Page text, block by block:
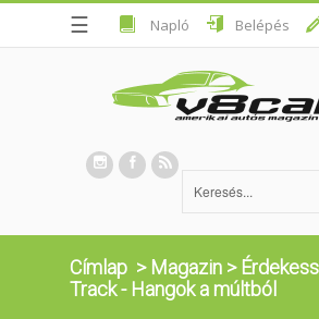
☰ Napló Belépés
Címlap > Magazin >
Track - Hangok a múltból